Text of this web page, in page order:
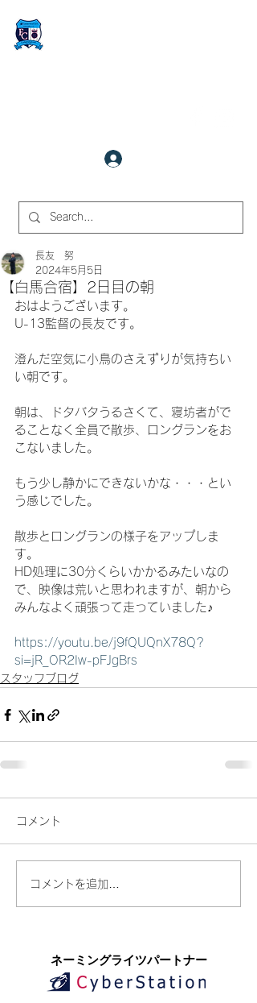
【白馬合宿】2日目の朝
長友 努
2024年5月5日
おはようございます。
U-13監督の長友です。
澄んだ空気に小鳥のさえずりが気持ちい
い朝です。
朝は、ドタバタうるさくて、寝坊者がで
ることなく全員で散歩、ロングランをお
こないました。
もう少し静かにできないかな・・・とい
う感じでした。
散歩とロングランの様子をアップしま
す。
HD処理に30分くらいかかるみたいなの
で、映像は荒いと思われますが、朝から
みんなよく頑張って走っていました♪
https://youtu.be/j9fQUQnX78Q?
si=jR_OR2Iw-pFJgBrs
スタッフブログ
コメント
コメントを追加…
​ネーミングライツパートナー